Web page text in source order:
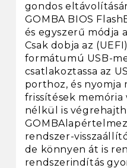
gondos
GOMBA BIOS
és egyszerű módja
Csak dobja az
formátumú USB-
csatlakoztassa az
porthoz, és nyomja
frissítések memória
nélkül is
rendszer-
de könnyen át is
rendszerindítás